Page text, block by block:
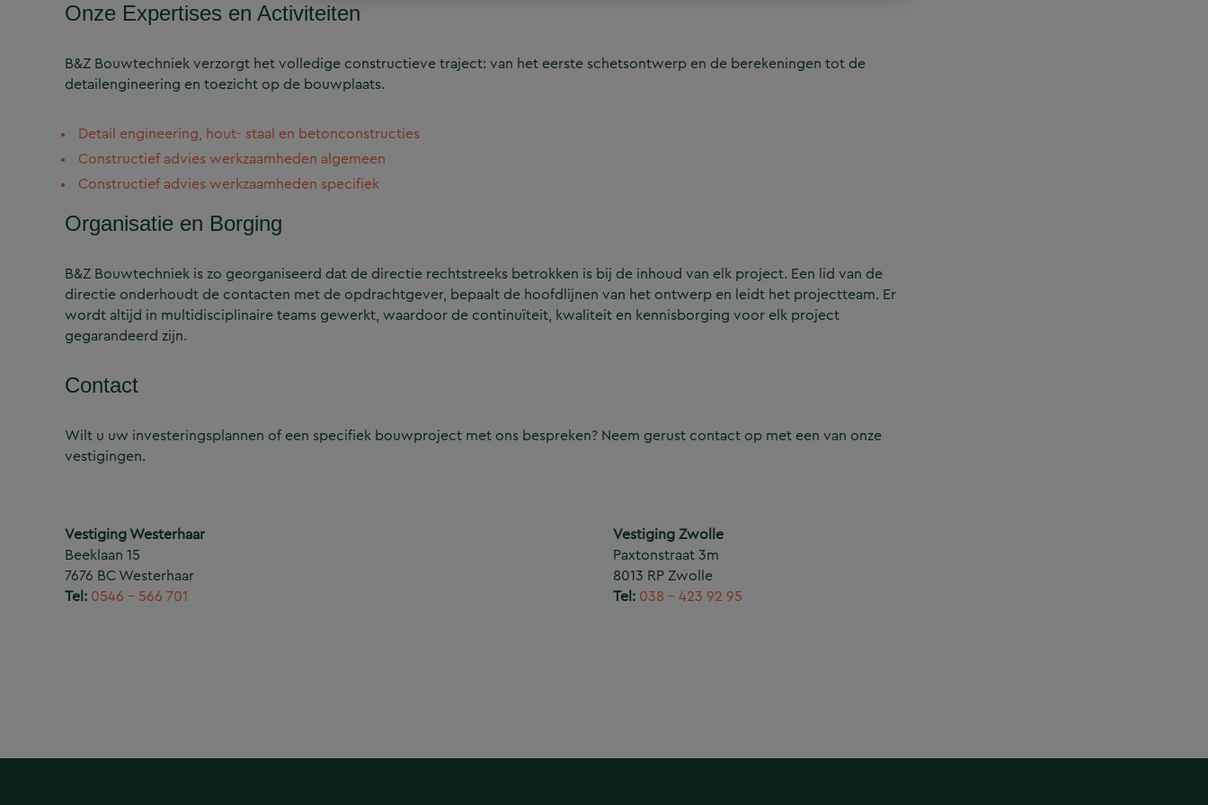
Onze Expertises en Activiteiten
B&Z Bouwtechniek verzorgt het volledige constructieve traject: van het eerste schetsontwerp en de berekeningen tot de
detailengineering en toezicht op de bouwplaats.
Detail engineering, hout- staal en betonconstructies
Constructief advies werkzaamheden algemeen
Constructief advies werkzaamheden specifiek
Organisatie en Borging
B&Z Bouwtechniek is zo georganiseerd dat de directie rechtstreeks betrokken is bij de inhoud van elk project. Een lid van de
directie onderhoudt de contacten met de opdrachtgever, bepaalt de hoofdlijnen van het ontwerp en leidt het projectteam. Er
wordt altijd in multidisciplinaire teams gewerkt, waardoor de continuïteit, kwaliteit en kennisborging voor elk project
gegarandeerd zijn.
Contact
Wilt u uw investeringsplannen of een specifiek bouwproject met ons bespreken? Neem gerust contact op met een van onze
vestigingen.
Vestiging Westerhaar
Beeklaan 15
7676 BC Westerhaar
Tel: 0546 – 566 701
Vestiging Zwolle
Paxtonstraat 3m
8013 RP Zwolle
Tel: 038 – 423 92 95